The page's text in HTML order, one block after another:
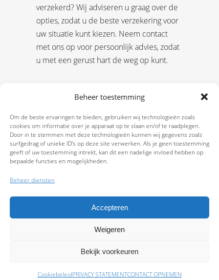
Beheer toestemming
Om de beste ervaringen te bieden, gebruiken wij technologieën zoals
cookies om informatie over je apparaat op te slaan en/of te raadplegen.
Door in te stemmen met deze technologieën kunnen wij gegevens zoals
surfgedrag of unieke ID's op deze site verwerken. Als je geen toestemming
geeft of uw toestemming intrekt, kan dit een nadelige invloed hebben op
bepaalde functies en mogelijkheden.
Beheer diensten
Accepteren
Weigeren
Bekijk voorkeuren
CookiebeleidPRIVACY STATEMENTCONTACT OPNEMEN
verzekerd? Wij adviseren u graag over de
opties, zodat u de beste verzekering voor
uw situatie kunt kiezen. Neem contact
met ons op voor persoonlijk advies, zodat
u met een gerust hart de weg op kunt.
Schade melden Afspraak maken Polissen